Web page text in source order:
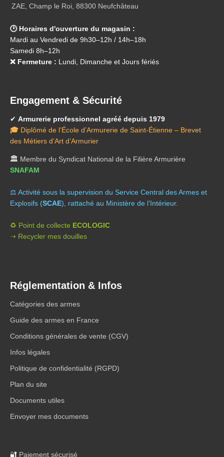
ZAE, Champ le Roi, 88300 Neufchâteau
🕑 Horaires d'ouverture du magasin :
Mardi au Vendredi de 9h30–12h / 14h–18h
Samedi 8h–12h
❌ Fermeture : Lundi, Dimanche et Jours fériés
Engagement & Sécurité
✔ Armurerie professionnel agréé depuis 1979
🎓 Diplômé de l’École d’Armurerie de Saint-Étienne – Brevet
des Métiers d’Art d’Armurier
🏛️ Membre du Syndicat National de la Filière Armurière
SNAFAM
⚖️ Activité sous la supervision du Service Central des Armes et
Explosifs (SCAE), rattaché au Ministère de l’Intérieur.
♻️ Point de collecte ECOLOGIC
➝ Recycler mes douilles
Réglementation & Infos
Catégories des armes
Guide des armes en France
Conditions générales de vente (CGV)
Infos légales
Politique de confidentialité (RGPD)
Plan du site
Documents utiles
Envoyer mes documents
🔐 Paiement sécurisé